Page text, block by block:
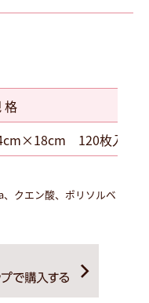
格
120枚入
クエン酸、ポリソルベ